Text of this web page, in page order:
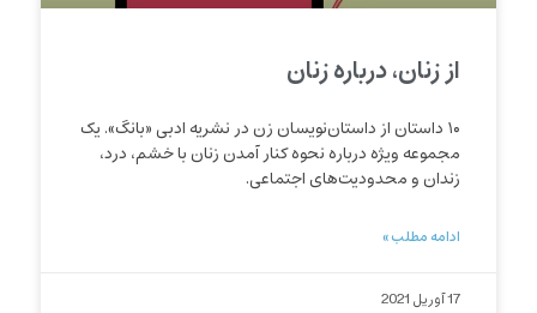
از زنان، درباره زنان
۱۰ داستان از داستان‌نویسان زن در نشریه ادبی «بانگ». یک
مجموعه ویژه درباره نحوه کنار آمدن زنان با خشم، درد،
زندان و محدودیت‌های اجتماعی.
ادامه مطلب »
17 آوریل 2021